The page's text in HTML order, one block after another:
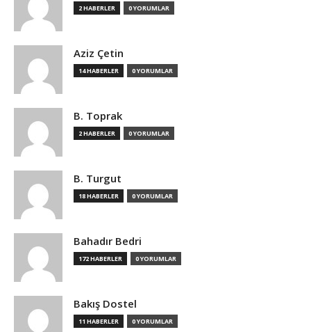
2 HABERLER 0 YORUMLAR
Aziz Çetin
14 HABERLER 0 YORUMLAR
B. Toprak
2 HABERLER 0 YORUMLAR
B. Turgut
18 HABERLER 0 YORUMLAR
Bahadır Bedri
172 HABERLER 0 YORUMLAR
Bakış Dostel
11 HABERLER 0 YORUMLAR